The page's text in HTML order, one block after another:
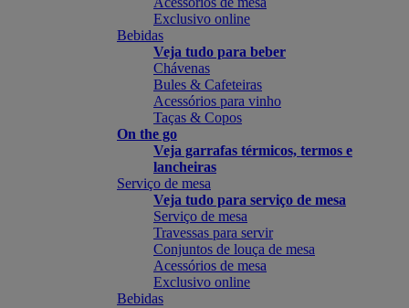
Exclusivo online
Bebidas
Veja tudo para beber
Chávenas
Bules & Cafeteiras
Acessórios para vinho
Taças & Copos
On the go
Veja garrafas térmicos, termos e
lancheiras
Serviço de mesa
Veja tudo para serviço de mesa
Serviço de mesa
Travessas para servir
Conjuntos de louça de mesa
Acessórios de mesa
Exclusivo online
Bebidas